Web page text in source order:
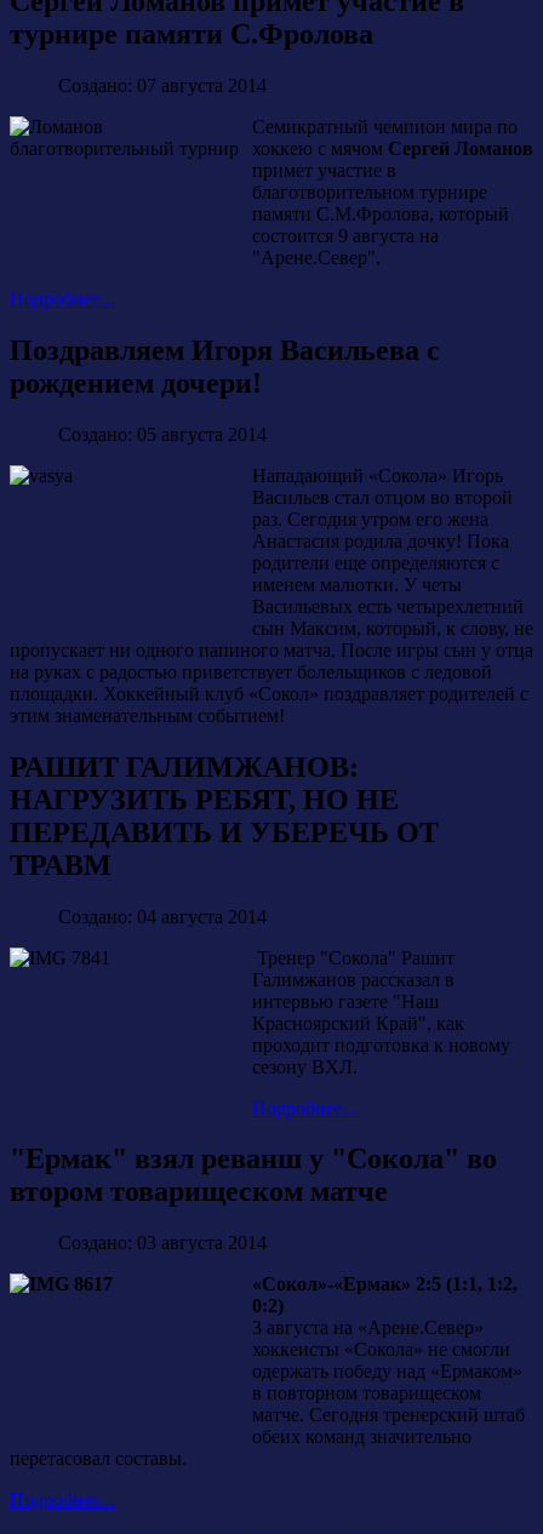
турнире памяти С.Фролова
Создано: 07 августа 2014
Семикратный чемпион мира по
хоккею с мячом Сергей Ломанов
примет участие в
благотворительном турнире
памяти С.М.Фролова, который
состоится 9 августа на
"Арене.Север".
Подробнее...
Поздравляем Игоря Васильева с
рождением дочери!
Создано: 05 августа 2014
Нападающий «Сокола» Игорь
Васильев стал отцом во второй
раз. Сегодня утром его жена
Анастасия родила дочку! Пока
родители еще определяются с
именем малютки. У четы
Васильевых есть четырехлетний
сын Максим, который, к слову, не
пропускает ни одного папиного матча. После игры сын у отца
на руках с радостью приветствует болельщиков с ледовой
площадки. Хоккейный клуб «Сокол» поздравляет родителей с
этим знаменательным событием!
РАШИТ ГАЛИМЖАНОВ:
НАГРУЗИТЬ РЕБЯТ, НО НЕ
ПЕРЕДАВИТЬ И УБЕРЕЧЬ ОТ
ТРАВМ
Создано: 04 августа 2014
Тренер "Сокола" Рашит
Галимжанов рассказал в
интервью газете "Наш
Красноярский Край", как
проходит подготовка к новому
сезону ВХЛ.
Подробнее...
"Ермак" взял реванш у "Сокола" во
втором товарищеском матче
Создано: 03 августа 2014
«Сокол»-«Ермак» 2:5 (1:1, 1:2,
0:2)
3 августа на «Арене.Север»
хоккеисты «Сокола» не смогли
одержать победу над «Ермаком»
в повторном товарищеском
матче. Сегодня тренерский штаб
обеих команд значительно
перетасовал составы.
Подробнее...